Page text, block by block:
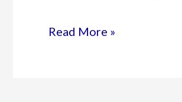
Literatura
Read More »